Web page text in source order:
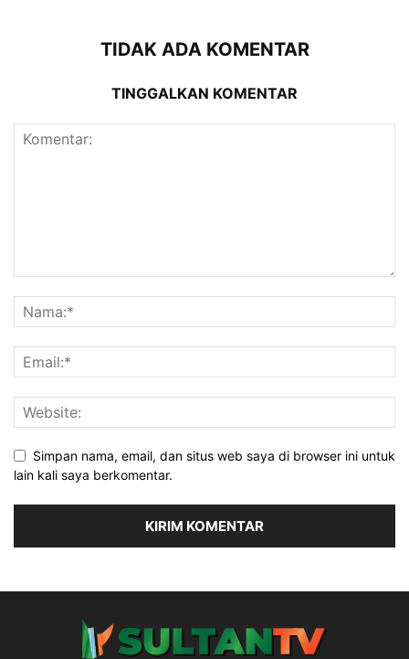
TIDAK ADA KOMENTAR
TINGGALKAN KOMENTAR
Simpan nama, email, dan situs web saya di browser ini untuk
lain kali saya berkomentar.